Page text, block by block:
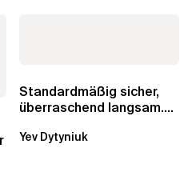
Standardmäßig sicher,
überraschend langsam.
über die RDS...
Yev Dytyniuk